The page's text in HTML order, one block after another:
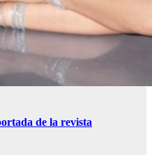
de la revista